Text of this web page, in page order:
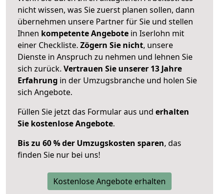
nicht wissen, was Sie zuerst planen sollen, dann
übernehmen unsere Partner für Sie und stellen
Ihnen kompetente Angebote in Iserlohn mit
einer Checkliste. Zögern Sie nicht, unsere
Dienste in Anspruch zu nehmen und lehnen Sie
sich zurück. Vertrauen Sie unserer 13 Jahre
Erfahrung in der Umzugsbranche und holen Sie
sich Angebote.
Füllen Sie jetzt das Formular aus und erhalten
Sie kostenlose Angebote.
Bis zu 60 % der Umzugskosten sparen, das
finden Sie nur bei uns!
Kostenlose Angebote erhalten